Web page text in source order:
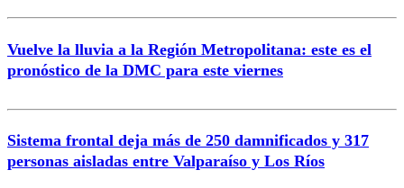
Vuelve la lluvia a la Región Metropolitana: este es el
pronóstico de la DMC para este viernes
Sistema frontal deja más de 250 damnificados y 317
personas aisladas entre Valparaíso y Los Ríos